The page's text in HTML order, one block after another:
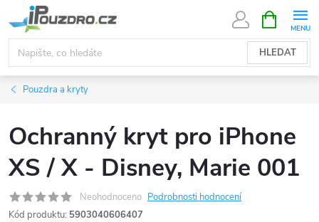
na
obsah
HLEDAT
NÁKUPNÍ
KOŠÍK
Pouzdra a kryty
Ochranný kryt pro iPhone
XS / X - Disney, Marie 001
Neohodnoceno Podrobnosti hodnocení
Kód produktu: 5903040606407